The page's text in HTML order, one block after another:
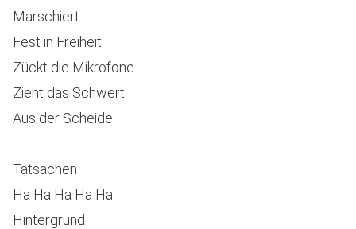
Marschiert
Fest in Freiheit
Zückt die Mikrofone
Zieht das Schwert
Aus der Scheide
Tatsachen
Ha Ha Ha Ha Ha
Hintergrund